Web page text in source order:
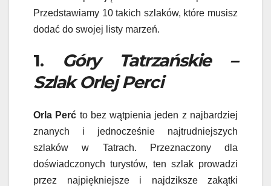
Przedstawiamy 10 takich szlaków, które musisz
dodać do swojej listy marzeń.
1.
Góry Tatrzańskie –
Szlak Orlej Perci
Orla Perć to bez wątpienia jeden z najbardziej
znanych i jednocześnie najtrudniejszych
szlaków w Tatrach. Przeznaczony dla
doświadczonych turystów, ten szlak prowadzi
przez najpiękniejsze i najdziksze zakątki